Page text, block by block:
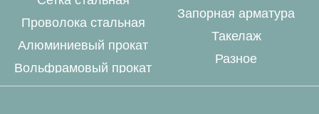
Проволока стальная
Алюминиевый прокат
Вольфрамовый прокат
Запорная арматура
Такелаж
Разное